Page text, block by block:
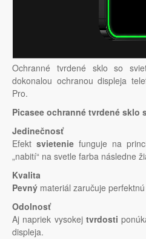
Ochranné tvrdené sklo so
dokonalou ochranou displeja
Pro.
Picasee ochranné tvrdené sklo
Jedinečnosť
Efekt svietenie funguje na
„nabití“ na svetle farba následne
Kvalita
Pevný materiál zaručuje
Odolnosť
Aj napriek vysokej tvrdosti
displeja.